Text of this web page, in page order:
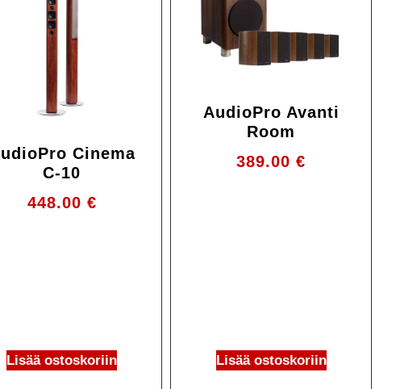
Cinema
C-10
448.00 €
Lisää ostoskoriin
AudioPro Avanti
Room
389.00€
Lisää ostoskoriin